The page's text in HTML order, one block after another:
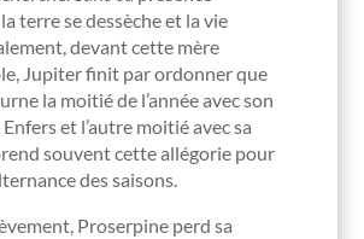
terre se dessèche et la vie
devant cette mère
Jupiter finit par ordonner que
la moitié de l’année avec son
et l’autre moitié avec sa
souvent cette allégorie pour
des saisons.
Proserpine perd sa